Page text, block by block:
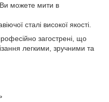
Ви можете мити в
сталі високої якості.
загострені, що
легкими, зручними та